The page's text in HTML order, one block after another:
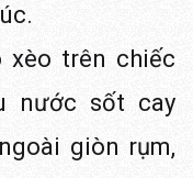
xèo trên chiếc
nước sốt cay
giòn rụm,